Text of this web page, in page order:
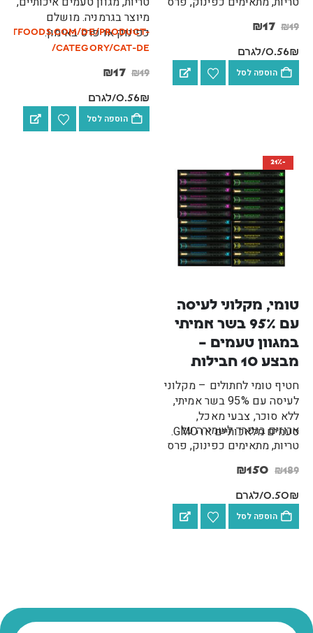
בגרמניה…
₪19
₪17
0.56₪/לגרם
הוספה לסל
מיוצר בגרמניה. מושלם
כפינוק או פרס באימון.
de/product-
category/cat-de/
₪19
₪17
0.56₪/לגרם
הוספה לסל
-21%
טומי, מקלוני לעיסה
עם 95% בשר אמיתי
במגוון טעמים –
מבצע 10 חבילות
חטיף טומי לחתולים – מקלוני
לעיסה עם 95% בשר אמיתי,
ללא סוכר, צבעי מאכל,
טעמים מלאכותיים או GMO.
ארוזים בנפרד לשמירה על
טריות, מתאימים כפינוק, פרס
בגרמניה…
₪189
₪150
0.50₪/לגרם
הוספה לסל